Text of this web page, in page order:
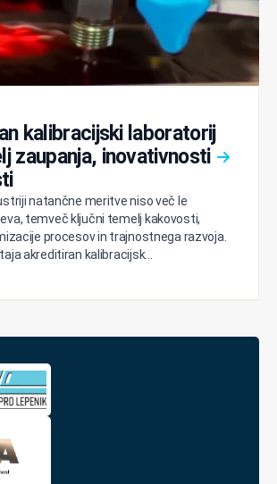
kalibracijski laboratorij
zaupanja, inovativnosti
natančne meritve niso več le
temveč ključni temelj kakovosti,
procesov in trajnostnega razvoja.
akreditiran kalibracijsk...